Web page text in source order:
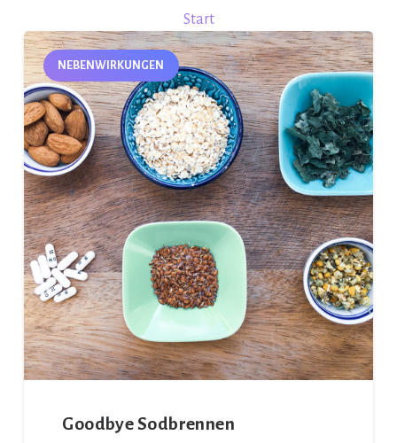
Start
NEBENWIRKUNGEN
Goodbye Sodbrennen